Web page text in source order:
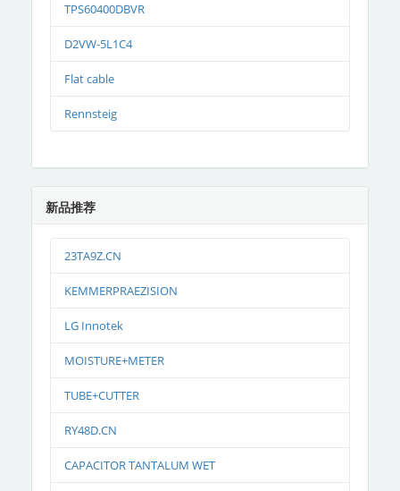
TPS60400DBVR
D2VW-5L1C4
Flat cable
Rennsteig
新品推荐
23TA9Z.CN
KEMMERPRAEZISION
LG Innotek
MOISTURE+METER
TUBE+CUTTER
RY48D.CN
CAPACITOR TANTALUM WET